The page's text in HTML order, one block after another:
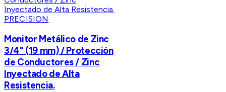
PRECISION
Monitor Metálico de Zinc
3/4" (19 mm) / Protección
de Conductores / Zinc
Inyectado de Alta
Resistencia.